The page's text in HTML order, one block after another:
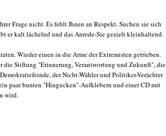
Frage nicht. Es fehlt Ihnen an Respekt. Suchen sie sich
er kalt lächelnd und das Anrede-Sie gezielt kleinhaltend.
Wieder einen in die Arme der Extremisten getrieben.
die Stiftung "Erinnerung, Verantwortung und Zukunft", die
der Nicht-Wähler und Politiker-Verächter
paar bunten "Hingucken"-Aufklebern und einer CD mit
wird.